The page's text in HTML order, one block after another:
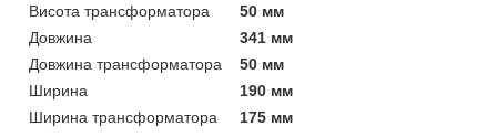
Висота трансформатора
50 мм
Довжина
341 мм
Довжина трансформатора
50 мм
Ширина
190 мм
Ширина трансформатора
175 мм